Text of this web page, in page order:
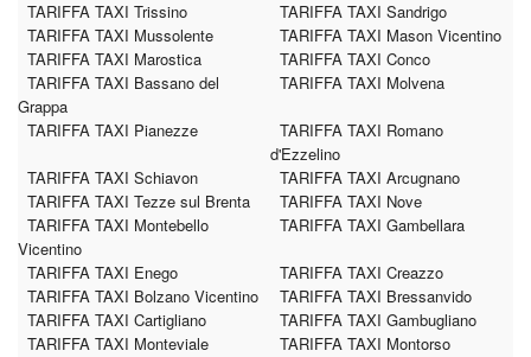
TARIFFA TAXI Trissino
TARIFFA TAXI Sandrigo
TARIFFA TAXI Mussolente
TARIFFA TAXI Mason Vicentino
TARIFFA TAXI Marostica
TARIFFA TAXI Conco
TARIFFA TAXI Bassano del
Grappa
TARIFFA TAXI Molvena
TARIFFA TAXI Pianezze
TARIFFA TAXI Romano
d'Ezzelino
TARIFFA TAXI Schiavon
TARIFFA TAXI Arcugnano
TARIFFA TAXI Tezze sul Brenta
TARIFFA TAXI Nove
TARIFFA TAXI Montebello
Vicentino
TARIFFA TAXI Gambellara
TARIFFA TAXI Enego
TARIFFA TAXI Creazzo
TARIFFA TAXI Bolzano Vicentino
TARIFFA TAXI Bressanvido
TARIFFA TAXI Cartigliano
TARIFFA TAXI Gambugliano
TARIFFA TAXI Monteviale
TARIFFA TAXI Montorso